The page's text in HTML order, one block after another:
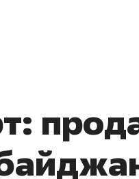
– найти
продукт»
из топ-10*
входит в Татарстан